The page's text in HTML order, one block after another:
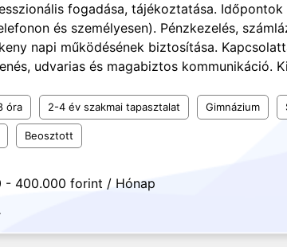
fogadása, tájékoztatása. Időpontok
és személyesen). Pénzkezelés,
napi működésének biztosítása.
udvarias és magabiztos kommunikáció.
óra 2-4 év szakmai tapasztalat Gimnázium
Beosztott
- 400.000 forint / Hónap